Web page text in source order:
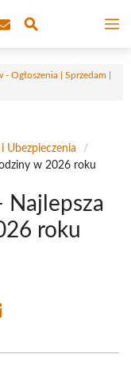
- Ogłoszenia | Sprzedam |
Ubezpieczenia
/
w 2026 roku
Najlepsza
roku